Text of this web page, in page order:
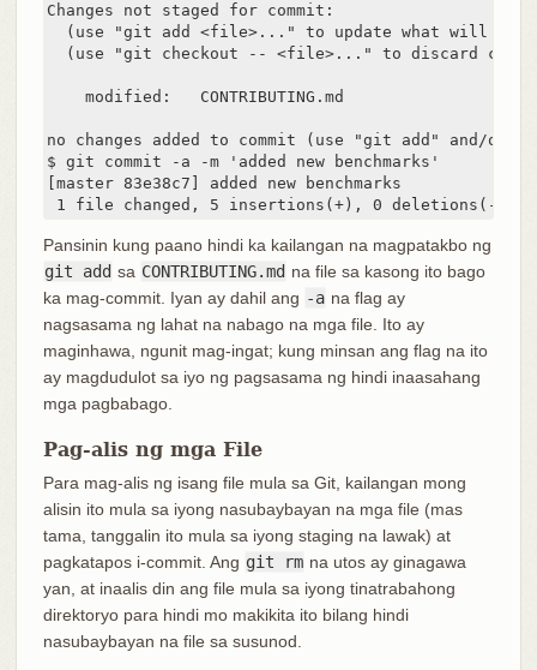
Changes not staged for commit:
(use "git add <file>..." to update what will be
(use "git checkout -- <file>..." to discard
    modified:   CONTRIBUTING.md
no changes added to commit (use "git add" and/or
$ git commit -a -m 'added new benchmarks'
[master 83e38c7] added new benchmarks
1 file changed, 5 insertions(+), 0 deletions(-)
Pansinin kung paano hindi ka kailangan na magpatakbo ng
git add sa CONTRIBUTING.md na file sa kasong ito bago
ka mag-commit. Iyan ay dahil ang -a na flag ay
nagsasama ng lahat na nabago na mga file. Ito ay
maginhawa, ngunit mag-ingat; kung minsan ang flag na ito
ay magdudulot sa iyo ng pagsasama ng hindi inaasahang
mga pagbabago.
Pag-alis ng mga File
Para mag-alis ng isang file mula sa Git, kailangan mong
alisin ito mula sa iyong nasubaybayan na mga file (mas
tama, tanggalin ito mula sa iyong staging na lawak) at
pagkatapos i-commit. Ang git rm na utos ay ginagawa
yan, at inaalis din ang file mula sa iyong tinatrabahong
direktoryo para hindi mo makikita ito bilang hindi
nasubaybayan na file sa susunod.